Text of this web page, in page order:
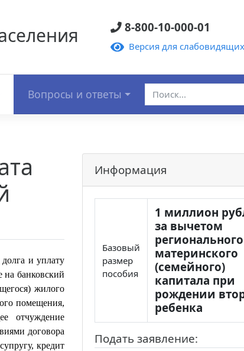
8-800-10-000-01
Версия для слабовидящих
Вопросы и ответы
и уплату
на банковский
жилого
помещения,
отчуждение
договора
кредит
Информация
Базовый
размер
пособия
1 миллион
за вычетом
регионального
материнского
(семейного)
капитала при
рождении
ребенка
Подать заявление: